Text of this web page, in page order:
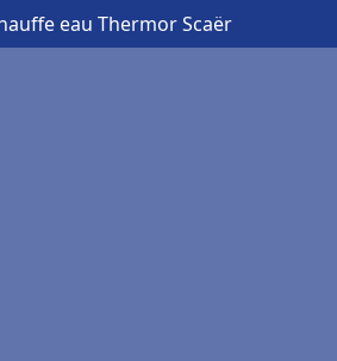
eau Thermor Scaër